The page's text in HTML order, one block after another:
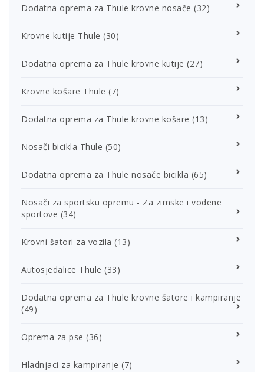
Dodatna oprema za Thule krovne nosače (32)
Krovne kutije Thule (30)
Dodatna oprema za Thule krovne kutije (27)
Krovne košare Thule (7)
Dodatna oprema za Thule krovne košare (13)
Nosači bicikla Thule (50)
Dodatna oprema za Thule nosače bicikla (65)
Nosači za sportsku opremu - Za zimske i vodene
sportove (34)
Krovni šatori za vozila (13)
Autosjedalice Thule (33)
Dodatna oprema za Thule krovne šatore i kampiranje
(49)
Oprema za pse (36)
Hladnjaci za kampiranje (7)